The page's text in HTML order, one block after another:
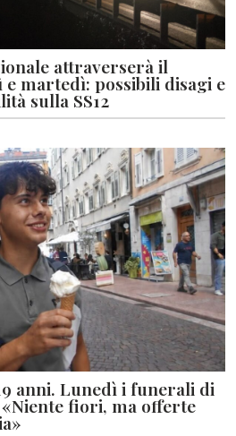
attraverserà il
martedì: possibili disagi e
sulla SS12
anni. Lunedì i funerali di
fiori, ma offerte